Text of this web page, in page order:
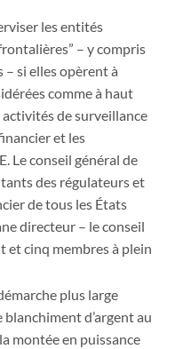
les entités
– y compris
si elles opèrent à
comme à haut
de surveillance
et les
Le conseil général de
des régulateurs et
de tous les États
directeur – le conseil
et cinq membres à plein
plus large
d’argent au
montée en puissance